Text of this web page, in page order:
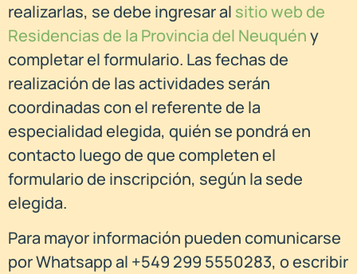
realizarlas, se debe ingresar al sitio web de
Residencias de la Provincia del Neuquény
completar el formulario. Las fechas de
realización de las actividades serán
coordinadas con el referente de la
especialidad elegida, quién se pondrá en
contacto luego de que completen el
formulario de inscripción, según la sede
elegida.
Para mayor información pueden comunicarse
por Whatsapp al +549 299 5550283, o escribir